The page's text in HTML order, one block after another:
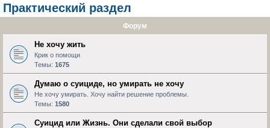
Практический раздел
Форум
Не хочу жить
Крик о помощи
Темы: 1675
Думаю о суициде, но умирать не хочу
Не хочу умирать. Хочу найти решение проблемы.
Темы: 1580
Суицид или Жизнь. Они сделали свой выбор